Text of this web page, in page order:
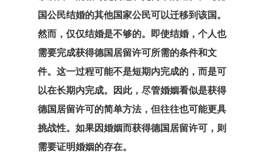
国公民结婚的其他国家公民可以迁移到该国。
然而，仅仅结婚是不够的。即使结婚，个人也
需要完成获得德国居留许可所需的条件和文
件。这一过程可能不是短期内完成的，而是可
以在长期内完成。因此，尽管婚姻看似是获得
德国居留许可的简单方法，但往往也可能更具
挑战性。 如果因婚姻而获得德国居留许可 ，则
需要证明婚姻的存在。
代理申请
咨询协议
咨询协议
咨询申请